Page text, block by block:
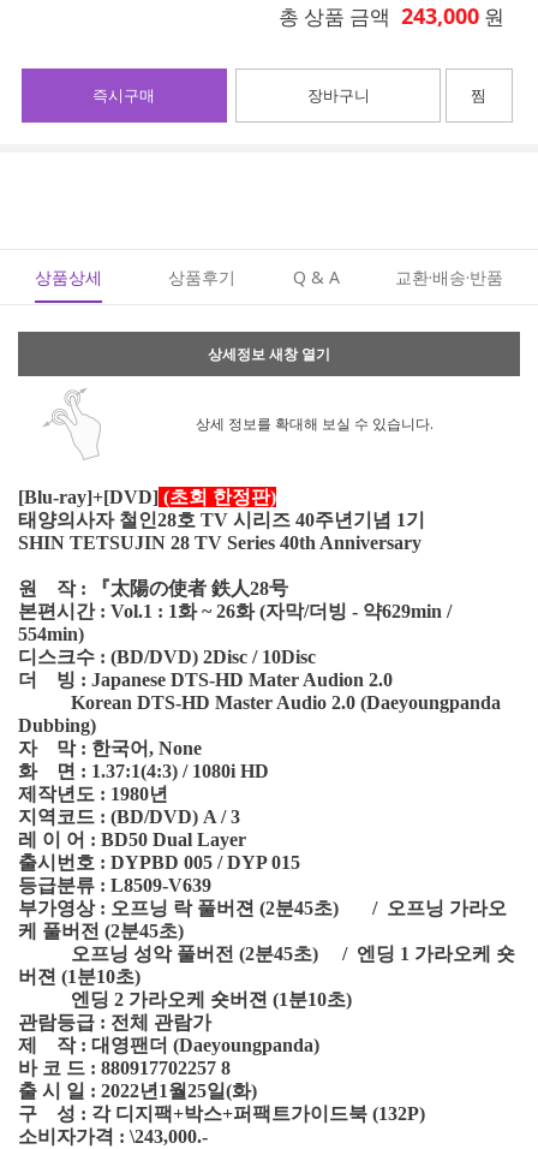
총 상품 금액 243,000 원
장바구니
즉시구매 찜
상품상세 상품후기 Q & A 교환·배송·반품
상세정보 새창 열기
상세 정보를 확대해 보실 수 있습니다.
[Blu-ray]+[DVD] (초회 한정판)
태양의사자 철인28호 TV 시리즈 40주년기념 1기
SHIN TETSUJIN 28 TV Series 40th Anniversary
원 작 : 『太陽の使者 鉄人28号
본편시간 : Vol.1 : 1화 ~ 26화 (자막/더빙 - 약629min /
554min)
디스크수 : (BD/DVD) 2Disc / 10Disc
더 빙 : Japanese DTS-HD Mater Audion 2.0
Korean DTS-HD Master Audio 2.0 (Daeyoungpanda
Dubbing)
자 막 : 한국어, None
화 면 : 1.37:1(4:3) / 1080i HD
제작년도 : 1980년
지역코드 : (BD/DVD) A / 3
레 이 어 : BD50 Dual Layer
출시번호 : DYPBD 005 / DYP 015
등급분류 : L8509-V639
부가영상 : 오프닝 락 풀버젼 (2분45초) / 오프닝 가라오
케 풀버전 (2분45초)
오프닝 성악 풀버전 (2분45초) / 엔딩 1 가라오케 숏
버젼 (1분10초)
엔딩 2 가라오케 숏버젼 (1분10초)
관람등급 : 전체 관람가
제 작 : 대영팬더 (Daeyoungpanda)
바 코 드 : 880917702257 8
출 시 일 : 2022년1월25일(화)
구 성 : 각 디지팩+박스+퍼팩트가이드북 (132P)
소비자가격 : \243,000.-